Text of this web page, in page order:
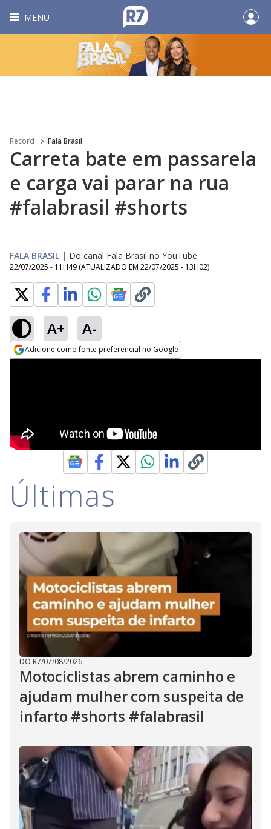
MENU
Record Fala Brasil
Carreta bate em passarela
e carga vai parar na rua
#falabrasil #shorts
FALA BRASIL | Do canal Fala Brasil no YouTube
22/07/2025 - 11H49 (ATUALIZADO EM 22/07/2025 - 13H02)
A+ A-
Adicione como fonte preferencial no Google
Últimas
DO R7/07/08/2026
Motociclistas abrem caminho e
ajudam mulher com suspeita de
infarto #shorts #falabrasil